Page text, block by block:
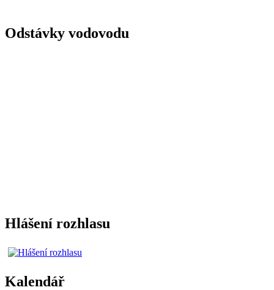
Odstávky vodovodu
Hlášení rozhlasu
Kalendář